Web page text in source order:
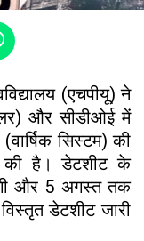
(एचपीयू) ने
और सीडीओई में
(वार्षिक सिस्टम) की
की है। डेटशीट के
और 5 अगस्त तक
डेटशीट जारी